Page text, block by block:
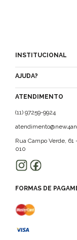
INSTITUCIONAL
AJUDA?
ATENDIMENTO
(11) 97259-9924
Rua Campo Verde, 61
010
FORMAS DE